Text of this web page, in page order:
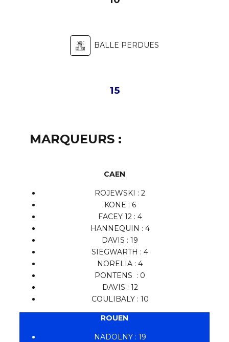
BALLE PERDUES
15
MARQUEURS :
CAEN
ROJEWSKI : 2
KONE : 6
FACEY 12 : 4
HANNEQUIN : 4
DAVIS : 19
SIEGWARTH : 4
NORELIA : 4
PONTENS : 0
DAVIS : 12
COULIBALY : 10
ROUEN
NADOLNY : 19